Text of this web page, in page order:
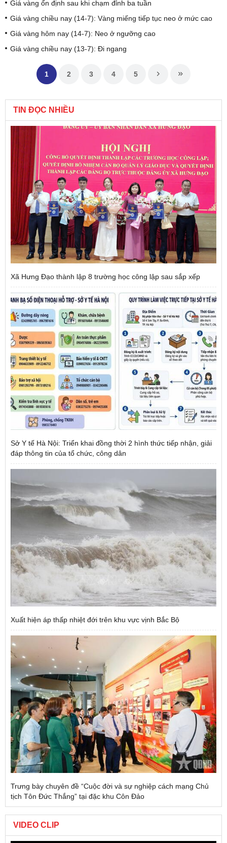
Giá vàng ổn định sau khi chạm đỉnh ba tuần
Giá vàng chiều nay (14-7): Vàng miếng tiếp tục neo ở mức cao
Giá vàng hôm nay (14-7): Neo ở ngưỡng cao
Giá vàng chiều nay (13-7): Đi ngang
1 2 3 4 5
TIN ĐỌC NHIỀU
Xã Hưng Đạo thành lập 8 trường học công lập sau sắp xếp
Sở Y tế Hà Nội: Triển khai đồng thời 2 hình thức tiếp nhận, giải
đáp thông tin của tổ chức, công dân
Xuất hiện áp thấp nhiệt đới trên khu vực vịnh Bắc Bộ
Trưng bày chuyên đề “Cuộc đời và sự nghiệp cách mạng Chủ
tịch Tôn Đức Thắng” tại đặc khu Côn Đảo
VIDEO CLIP